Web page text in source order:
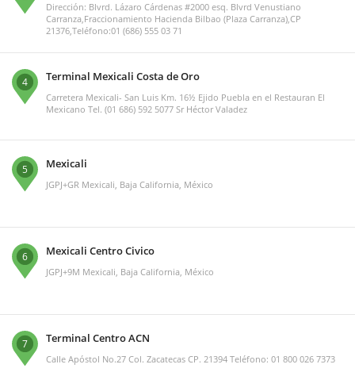
Dirección: Blvrd. Lázaro Cárdenas #2000 esq. Blvrd Venustiano
Carranza,Fraccionamiento Hacienda Bilbao (Plaza Carranza),CP
21376,Teléfono:01 (686) 555 03 71
4 Terminal Mexicali Costa de Oro
Carretera Mexicali- San Luis Km. 16½ Ejido Puebla en el Restauran El
Mexicano Tel. (01 686) 592 5077 Sr Héctor Valadez
5 Mexicali
JGPJ+GR Mexicali, Baja California, México
6 Mexicali Centro Civico
JGPJ+9M Mexicali, Baja California, México
7 Terminal Centro ACN
Calle Apóstol No.27 Col. Zacatecas CP. 21394 Teléfono: 01 800 026 7373